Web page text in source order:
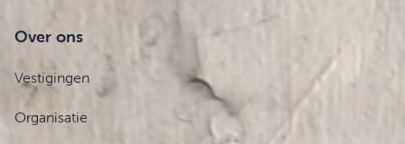
Over ons
Vestigingen
Organisatie